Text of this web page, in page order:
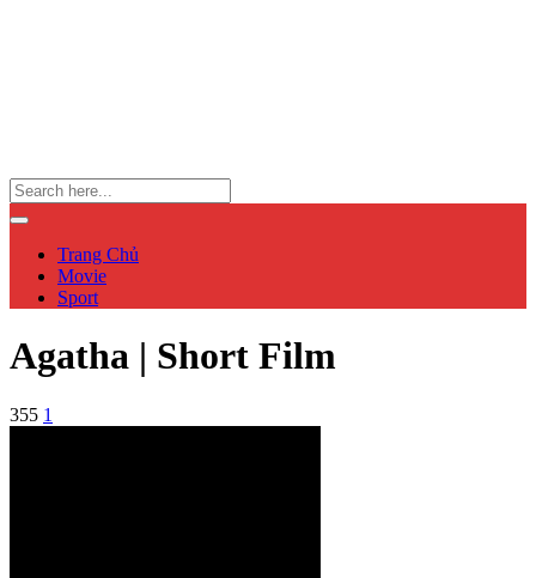
Trang Chủ
Movie
Sport
Agatha | Short Film
355 1